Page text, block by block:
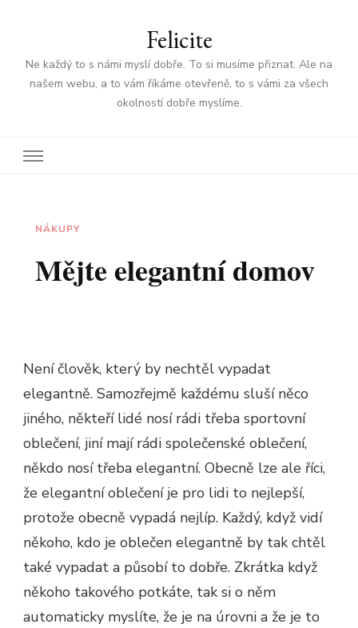
Felicite
Ne každý to s námi myslí dobře. To si musíme přiznat. Ale na
našem webu, a to vám říkáme otevřeně, to s vámi za všech
okolností dobře myslíme.
NÁKUPY
Mějte elegantní domov
Není člověk, který by nechtěl vypadat
elegantně. Samozřejmě každému sluší něco
jiného, někteří lidé nosí rádi třeba sportovní
oblečení, jiní mají rádi společenské oblečení,
někdo nosí třeba elegantní. Obecně lze ale říci,
že elegantní oblečení je pro lidi to nejlepší,
protože obecně vypadá nejlíp. Každý, když vidí
někoho, kdo je oblečen elegantně by tak chtěl
také vypadat a působí to dobře. Zkrátka když
někoho takového potkáte, tak si o něm
automaticky myslíte, že je na úrovni a že je to